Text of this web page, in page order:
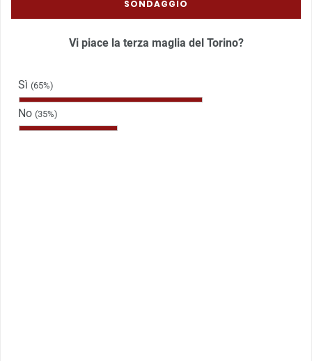
SONDAGGIO
Vi piace la terza maglia del Torino?
Sì (65%)
No (35%)